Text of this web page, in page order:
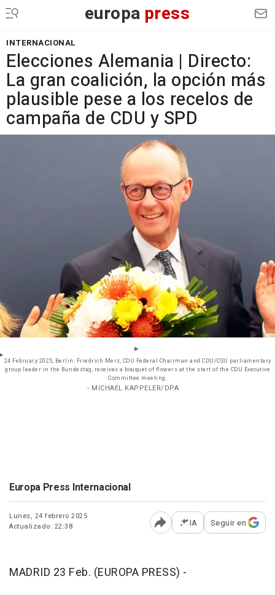
europa press
INTERNACIONAL
Elecciones Alemania | Directo:
La gran coalición, la opción más
plausible pese a los recelos de
campaña de CDU y SPD
24 February 2025, Berlin: Friedrich Merz, CDU Federal Chairman and CDU/CSU parliamentary
group leader in the Bundestag, receives a bouquet of flowers at the start of the CDU Executive
Committee meeting.
- MICHAEL KAPPELER/DPA
Europa Press Internacional
Lunes, 24 febrero 2025
Actualizado: 22:38
Abrir opciones para
IA Seguir en
MADRID 23 Feb. (EUROPA PRESS) -